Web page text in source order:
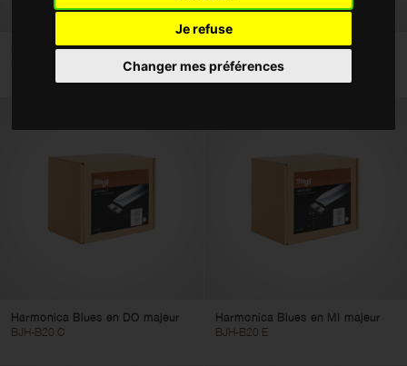
Je refuse
Changer mes préférences
Banquettes et tabourets de piano
Housses et étuis
Kazoos
Harmonica Blues en LA majeur
Harmonica Blues en RE majeur
BJH-B20 D
Harmonica Blues en DO majeur
BJH-B20 C
Harmonica Blues en MI majeur
BJH-B20 E